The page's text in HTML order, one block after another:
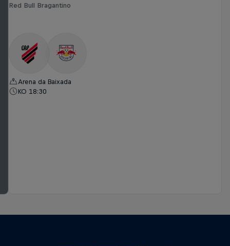
Red Bull Bragantino
Arena da Baixada
KO 18:30